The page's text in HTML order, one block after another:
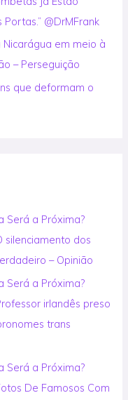
@DrMFrank
em meio à
– Perseguição
que deformam o
Será a Próxima?
silenciamento dos
– Opinião
Será a Próxima?
irlandês preso
trans
Será a Próxima?
De Famosos Com